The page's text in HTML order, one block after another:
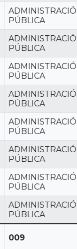
PÚBLICA
PÚBLICA
PÚBLICA
PÚBLICA
PÚBLICA
PÚBLICA
PÚBLICA
PÚBLICA
009